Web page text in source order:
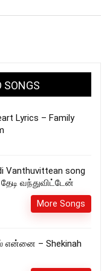
SONGS
Lyrics – Family
Vanthuvittean song
வந்துவிட்டேன்
More Songs
என்னை – Shekinah